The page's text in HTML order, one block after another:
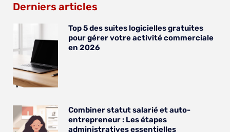
Derniers articles
Top 5 des suites logicielles gratuites
pour gérer votre activité commerciale
en 2026
Combiner statut salarié et auto-
entrepreneur : Les étapes
administratives essentielles